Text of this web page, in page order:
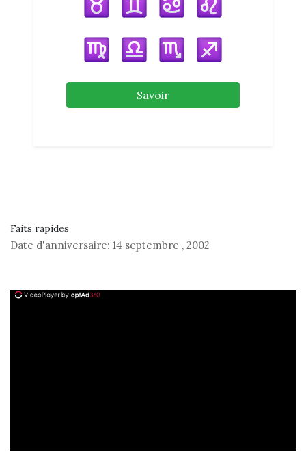
Savoir
Faits rapides
Date d'anniversaire: 14 septembre , 2002